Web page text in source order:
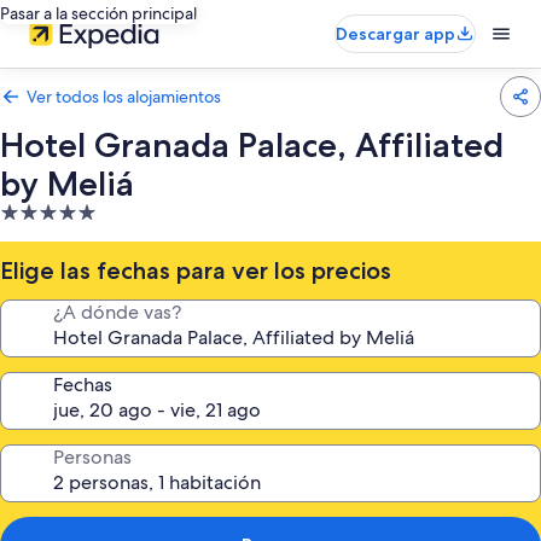
Pasar a la sección principal
Descargar app
Ver todos los alojamientos
Hotel Granada Palace, Affiliated
by Meliá
Alojamiento
de
5.0 estrellas
Elige las fechas para ver los precios
¿A dónde vas?
Fechas
Personas